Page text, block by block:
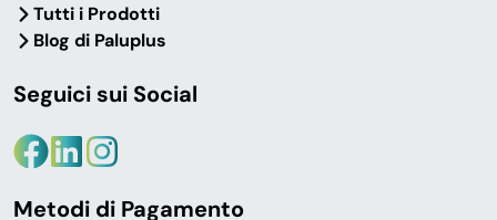
Tutti i Prodotti
Blog di Paluplus
Seguici sui Social
Metodi di Pagamento